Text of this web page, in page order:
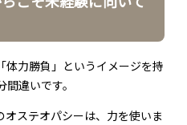
体力勝負」というイメージを持
違いです。
ステオパシーは、力を使いま